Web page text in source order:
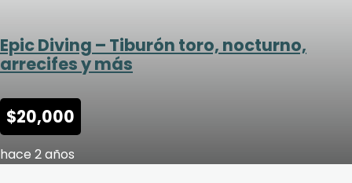
Epic Diving – Tiburón toro, nocturno,
arrecifes y más
$20,000
hace 2 años